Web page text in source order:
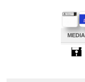
MEDIA